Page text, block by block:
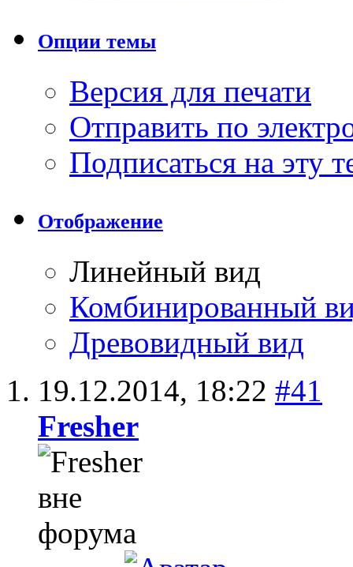
Опции темы
Версия для печати
Отправить по
Подписаться на эту
Отображение
Линейный вид
Комбинированный
Древовидный вид
19.12.2014, 18:22 #41
Fresher